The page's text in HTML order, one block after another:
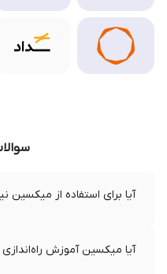
آیا برای استفاده از میکسین
آیا میکسین آموزش